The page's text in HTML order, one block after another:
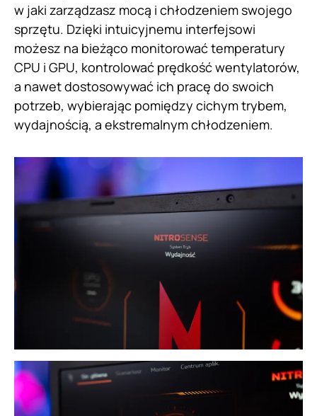
w jaki zarządzasz mocą i chłodzeniem swojego
sprzętu. Dzięki intuicyjnemu interfejsowi
możesz na bieżąco monitorować temperatury
CPU i GPU, kontrolować prędkość wentylatorów,
a nawet dostosowywać ich pracę do swoich
potrzeb, wybierając pomiędzy cichym trybem,
wydajnością, a ekstremalnym chłodzeniem.